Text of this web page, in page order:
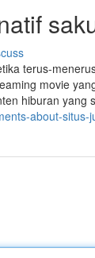
terus-
movie
hiburan yang
about-